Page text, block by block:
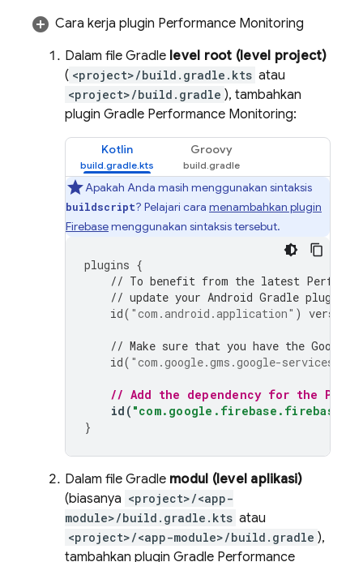
Cara kerja plugin Performance Monitoring
Dalam file Gradle level root (level project)
( <project>/build.gradle.kts atau
<project>/build.gradle ), tambahkan
plugin Gradle Performance Monitoring:
Kotlin Groovy
Apakah Anda masih menggunakan sintaksis
buildscript? Pelajari cara menambahkan plugin
Firebasemenggunakan sintaksis tersebut.
plugins {
// To benefit from the latest
// update your Android Gradle plugin
id( "com.android.application" ) version
// Make sure that you have the Google
id( "com.google.gms.google-services"
// Add the dependency for the
id ( "com.google.firebase.firebase-
}
Dalam file Gradle modul (level aplikasi)
(biasanya <project>/<app-
module>/build.gradle.kts atau
<project>/<app-module>/build.gradle ),
tambahkan plugin Gradle Performance